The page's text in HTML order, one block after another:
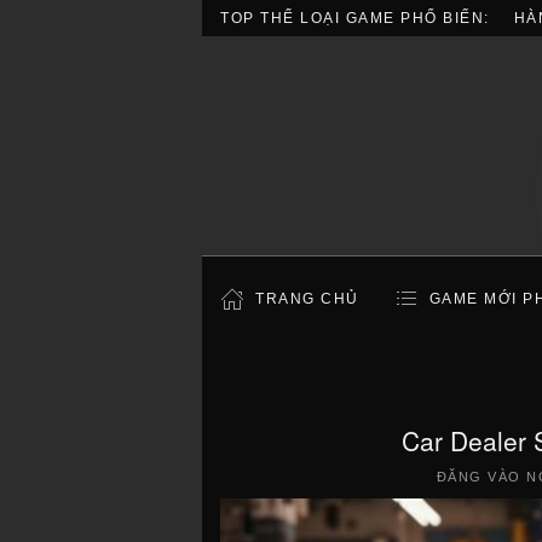
TOP THỂ LOẠI GAME PHỔ BIẾN:
TRANG CHỦ GAME MỚI
Car Dealer
ĐĂNG VÀO